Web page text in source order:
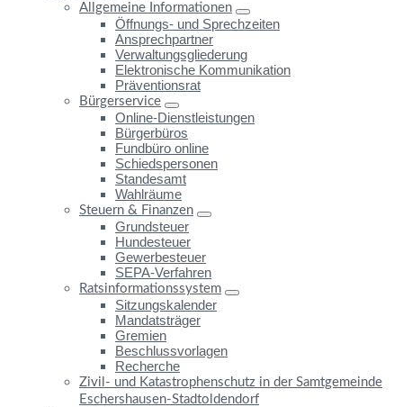
Allgemeine Informationen
Öffnungs- und Sprechzeiten
Ansprechpartner
Verwaltungsgliederung
Elektronische Kommunikation
Präventionsrat
Bürgerservice
Online-Dienstleistungen
Bürgerbüros
Fundbüro online
Schiedspersonen
Standesamt
Wahlräume
Steuern & Finanzen
Grundsteuer
Hundesteuer
Gewerbesteuer
SEPA-Verfahren
Ratsinformationssystem
Sitzungskalender
Mandatsträger
Gremien
Beschlussvorlagen
Recherche
Zivil- und Katastrophenschutz in der Samtgemeinde
Eschershausen-Stadtoldendorf